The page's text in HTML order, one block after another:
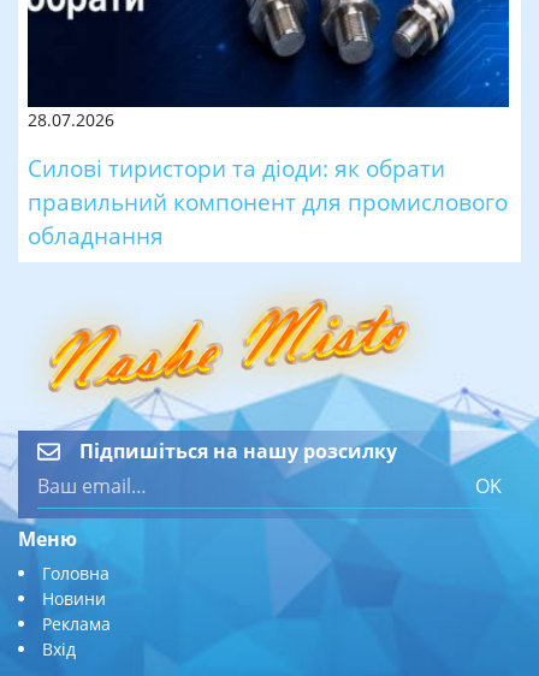
28.07.2026
Силові тиристори та діоди: як обрати
правильний компонент для промислового
обладнання
Підпишіться на нашу розсилку
OK
Меню
Головна
Новини
Реклама
Вхід